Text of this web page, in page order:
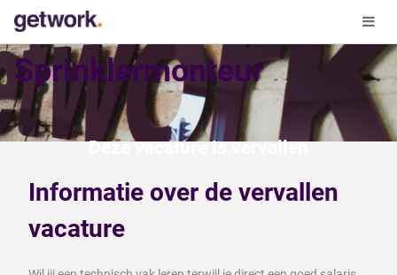
Sprinklermonteur
Deze vacature is vervallen
Informatie over de vervallen
vacature